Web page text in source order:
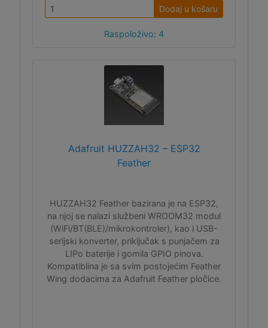
Dodaj u košaru
Raspoloživo: 4
Adafruit HUZZAH32 – ESP32
Feather
HUZZAH32 Feather bazirana je na ESP32,
na njoj se nalazi službeni WROOM32 modul
(WiFi/BT(BLE)/mikrokontroler), kao i USB-
serijski konverter, priključak s punjačem za
LIPo baterije i gomila GPIO pinova.
Kompatiblina je sa svim postojećim Feather
Wing dodacima za Adafruit Feather pločice.